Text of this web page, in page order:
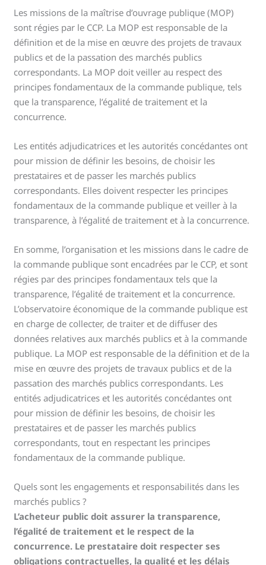
Les missions de la maîtrise d’ouvrage publique (MOP)
sont régies par le CCP. La MOP est responsable de la
définition et de la mise en œuvre des projets de travaux
publics et de la passation des marchés publics
correspondants. La MOP doit veiller au respect des
principes fondamentaux de la commande publique, tels
que la transparence, l’égalité de traitement et la
concurrence.
Les entités adjudicatrices et les autorités concédantes ont
pour mission de définir les besoins, de choisir les
prestataires et de passer les marchés publics
correspondants. Elles doivent respecter les principes
fondamentaux de la commande publique et veiller à la
transparence, à l’égalité de traitement et à la concurrence.
En somme, l’organisation et les missions dans le cadre de
la commande publique sont encadrées par le CCP, et sont
régies par des principes fondamentaux tels que la
transparence, l’égalité de traitement et la concurrence.
L’observatoire économique de la commande publique est
en charge de collecter, de traiter et de diffuser des
données relatives aux marchés publics et à la commande
publique. La MOP est responsable de la définition et de la
mise en œuvre des projets de travaux publics et de la
passation des marchés publics correspondants. Les
entités adjudicatrices et les autorités concédantes ont
pour mission de définir les besoins, de choisir les
prestataires et de passer les marchés publics
correspondants, tout en respectant les principes
fondamentaux de la commande publique.
Quels sont les engagements et responsabilités dans les
marchés publics ?
L’acheteur public doit assurer la transparence,
l’égalité de traitement et le respect de la
concurrence. Le prestataire doit respecter ses
obligations contractuelles, la qualité et les délais